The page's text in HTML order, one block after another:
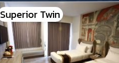
Superior Twin